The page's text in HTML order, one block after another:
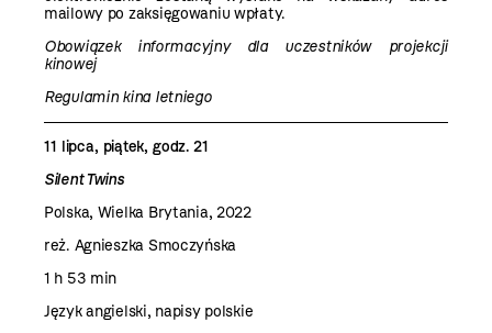
mailowy po zaksięgowaniu wpłaty.
Obowiązek informacyjny dla uczestników projekcji
kinowej
Regulamin kina letniego
11 lipca, piątek, godz. 21
Silent Twins
Polska, Wielka Brytania, 2022
reż. Agnieszka Smoczyńska
1 h 53 min
Język angielski, napisy polskie